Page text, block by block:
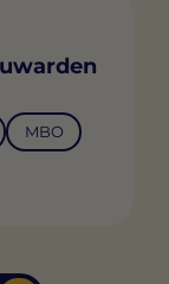
MBO